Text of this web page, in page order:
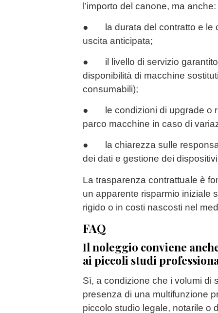
l’importo del canone, ma anche:
● la durata del contratto e le
uscita anticipata;
● il livello di servizio garantito
disponibilità di macchine
consumabili);
● le condizioni di upgrade o
parco macchine in caso di
● la chiarezza sulle
dei dati e gestione dei
La trasparenza contrattuale è
un apparente risparmio iniziale
rigido o in costi nascosti nel
FAQ
Il noleggio conviene
ai piccoli studi
Sì, a condizione che i volumi di
presenza di una multifunzione
piccolo studio legale, notarile o